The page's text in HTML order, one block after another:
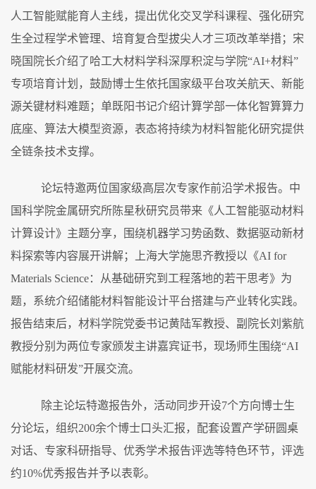
人工智能赋能育人主线，提出优化交叉学科课程、强化研究
生全过程学术管理、培育复合型拔尖人才三项改革举措；宋
晓国院长介绍了哈工大材料学科深厚积淀与学院“AI+材料”
专项培育计划，鼓励博士生依托国家级平台攻关航天、新能
源关键材料难题；单既阳书记介绍计算学部一体化智算算力
底座、算法大模型资源，表态将持续为材料智能化研究提供
全链条技术支撑。
论坛特邀两位国家级高层次专家作前沿学术报告。中
国科学院金属研究所陈星秋研究员带来《人工智能驱动材料
计算设计》主题分享，围绕机器学习势函数、数据驱动新材
料探索等内容展开讲解；上海大学施思齐教授以《AI for
Materials Science：从基础研究到工程落地的若干思考》为
题，系统介绍储能材料智能设计平台搭建与产业转化实践。
报告结束后，材料学院党委书记黄陆军教授、副院长刘紫航
教授分别为两位专家颁发主讲嘉宾证书，现场师生围绕“AI
赋能材料研发”开展交流。
除主论坛特邀报告外，活动同步开设7个方向博士生
分论坛，组织200余个博士口头汇报，配套设置产学研圆桌
对话、专家科研指导、优秀学术报告评选等特色环节，评选
约10%优秀报告并予以表彰。